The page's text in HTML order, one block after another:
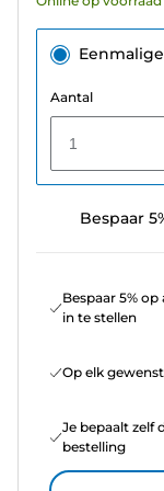
beoordeling
Aantal
1
Bespaar
Bespaar 5%
in te stellen
Op elk
Je bepaalt zelf
bestelling